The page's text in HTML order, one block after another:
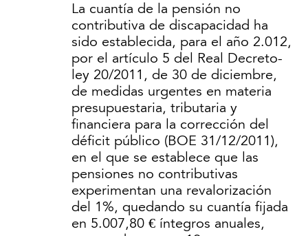
La cuantía de la pensión no
contributiva de discapacidad ha
sido establecida, para el año 2.012,
por el artículo 5 del Real Decreto-
ley 20/2011, de 30 de diciembre,
de medidas urgentes en materia
presupuestaria, tributaria y
financiera para la corrección del
déficit público (BOE 31/12/2011),
en el que se establece que las
pensiones no contributivas
experimentan una revalorización
del 1%, quedando su cuantía fijada
en 5.007,80 € íntegros anuales,